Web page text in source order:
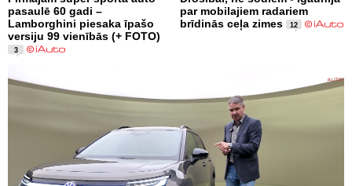
pasaulē 60 gadi –
Lamborghini piesaka īpašo
versiju 99 vienībās (+ FOTO)
3
par mobilajiem radariem
brīdinās ceļa zimes
12